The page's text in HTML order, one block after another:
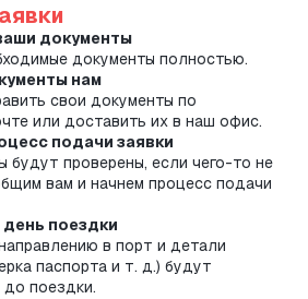
документы
документы полностью.
нам
свои документы по
или доставить их в наш офис.
подачи заявки
будут проверены, если чего-то не
вам и начнем процесс подачи
поездки
в порт и детали
паспорта и т. д.) будут
поездки.